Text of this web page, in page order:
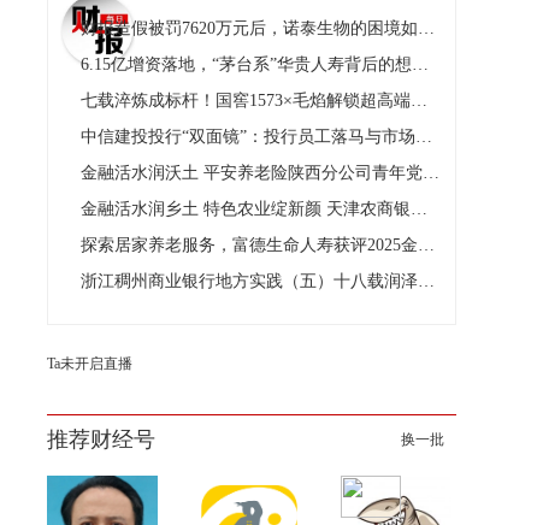
财报造假被罚7620万元后，诺泰生物的困境如何破局？
6.15亿增资落地，“茅台系”华贵人寿背后的想象空间有多大？
七载淬炼成标杆！国窖1573×毛焰解锁超高端白酒文化破圈新范
中信建投投行“双面镜”：投行员工落马与市场实力并存
金融活水润沃土 平安养老险陕西分公司青年党员陈耿的太白村答卷
金融活水润乡土 特色农业绽新颜 天津农商银行赋能“小萝卜”
探索居家养老服务，富德生命人寿获评2025金柿奖·中国保险养
浙江稠州商业银行地方实践（五）十八载润泽处州 与绿水青山同辉
Ta未开启直播
推荐财经号 换一批